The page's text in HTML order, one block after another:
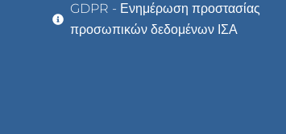
GDPR - Ενημέρωση προστασίας
προσωπικών δεδομένων ΙΣΑ